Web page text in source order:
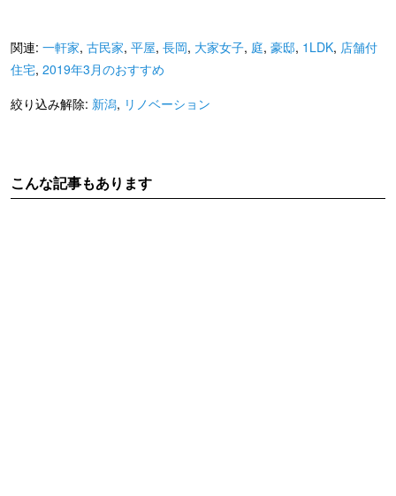
関連: 一軒家, 古民家, 平屋, 長岡, 大家女子, 庭, 豪邸, 1LDK, 店舗付
住宅, 2019年3月のおすすめ
絞り込み解除: 新潟, リノベーション
こんな記事もあります